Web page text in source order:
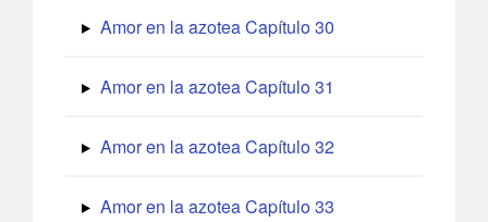
Amor en la azotea Capítulo 30
Amor en la azotea Capítulo 31
Amor en la azotea Capítulo 32
Amor en la azotea Capítulo 33